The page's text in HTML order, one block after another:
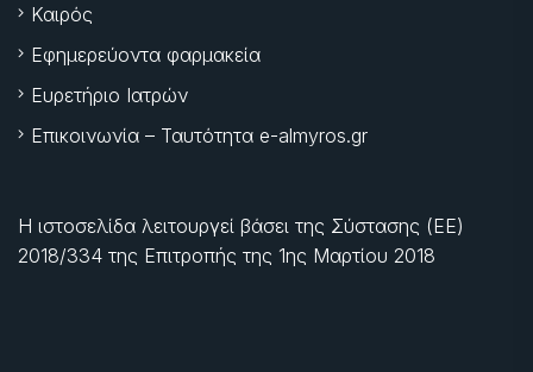
Καιρός
Εφημερεύοντα φαρμακεία
Ευρετήριο Ιατρών
Επικοινωνία – Ταυτότητα e-almyros.gr
Η ιστοσελίδα λειτουργεί βάσει της Σύστασης (ΕΕ)
2018/334 της Επιτροπής της 1ης Μαρτίου 2018